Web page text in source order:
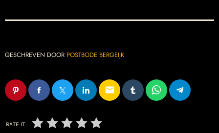
GESCHREVEN DOOR POSTBODE BERGEIJK
email
RATE IT